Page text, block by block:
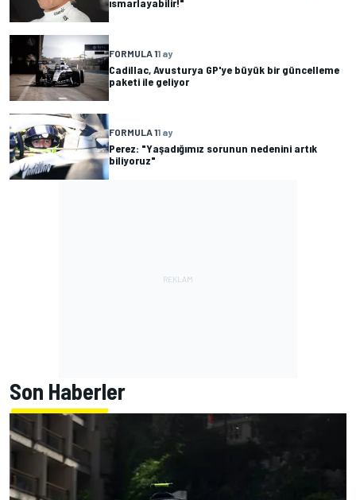
ısmarlayabilir!"
FORMULA 11 ay
Cadillac, Avusturya GP'ye büyük bir güncelleme
paketi ile geliyor
FORMULA 11 ay
Perez: "Yaşadığımız sorunun nedenini artık
biliyoruz"
Son Haberler